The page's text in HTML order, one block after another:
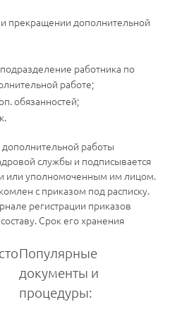
прекращении дополнительной
работника по
работе;
обязанностей;
работы
службы и подписывается
или уполномоченным им лицом.
с приказом под расписку.
регистрации приказов
Срок его хранения
Популярные
документы и
процедуры: